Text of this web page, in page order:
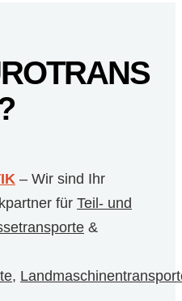
– Wir sind Ihr
für Teil- und
&
,